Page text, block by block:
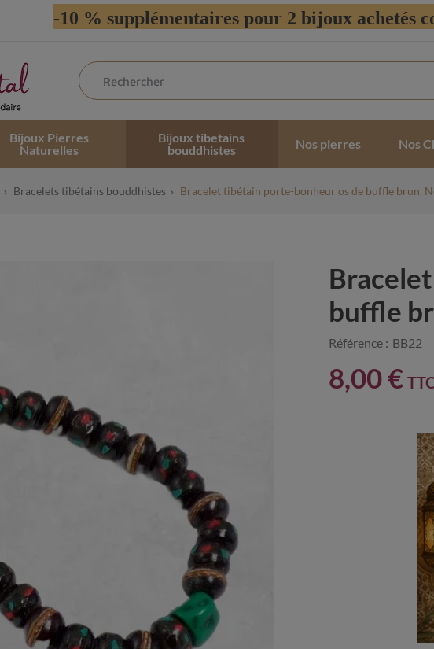
-10 % supplémentaires pour 2 bijoux achetés
Bijoux Pierres
Naturelles
Bijoux tibetains
bouddhistes
Nos pierres Nos
Bracelets tibétains bouddhistes Bracelet tibétain porte-bonheur os de buffle brun,
buffle
Référence : BB22
8,00 €